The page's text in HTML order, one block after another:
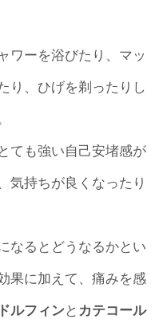
ワーを浴びたり、マッ
り、ひげを剃ったりし
ても強い自己安堵感が
気持ちが良くなったり
なるとどうなるかとい
果に加えて、痛みを感
ルフィンと カテコール